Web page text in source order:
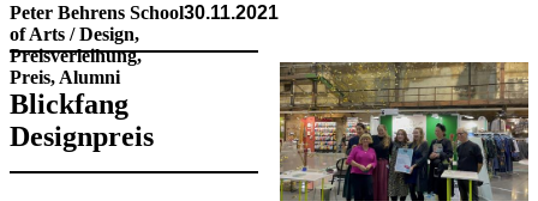
Peter Behrens School
of Arts / Design,
Preisverleihung,
Preis, Alumni
30.11.2021
Blickfang
Designpreis